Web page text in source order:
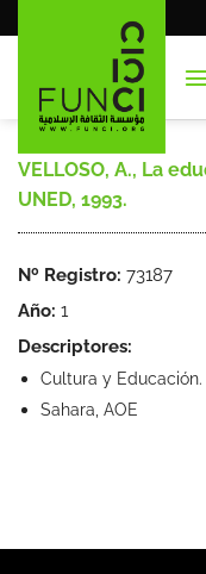
al
VELLOSO, A., La
UNED, 1993.
Nº Registro: 73187
Año: 1
Descriptores:
Cultura y
Sahara, AOE